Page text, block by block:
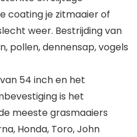
coating je zitmaaier of
weer. Bestrijding van
pollen, dennensap, vogels
54 inch en het
is het
meeste grasmaaiers
Honda, Toro, John